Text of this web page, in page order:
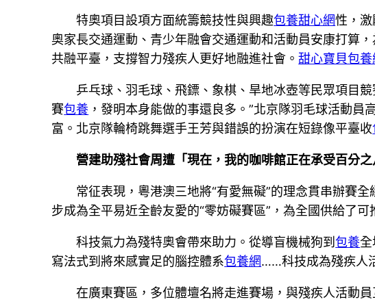
特奧項目設項方面統籌競技性與興趣包養甜心網性，
奧家長交通運動、青少年融會交通運動和活動員安康打算，
共融平臺，支撐智力殘疾人更好地融進社會。甜心寶貝包養
乒乓球、羽毛球、飛鏢、象棋、旱地冰壺等民眾項目
賽包養 ，發明本身能做的事還良多。”北京隊羽毛球活動
富。北京隊輪椅跳舞選手王芳與錯誤的扮演在短錄像平臺收
營建助殘社會周遭「現在，我的咖啡館正在承受百分
常征表現，粵港澳三地將“有愛無礙”的理念貫串辦賽
步成為全平易近全齡友愛的“零妨礙賽區”，為全國供給了可
科技氣力為殘特奧會帶來助力。從導盲機械狗到包養全
寫法式到將來感實足的腦控體系包養網……科技成為殘疾人
在廣東賽區，多位體壇名將走進賽場，與殘疾人活動